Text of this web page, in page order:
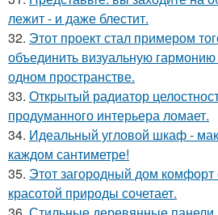
лежит - и даже блестит.
32. Этот проект стал примером
объединить визуальную
одном пространстве.
33. Открытый радиатор
продуманного интерьера ломает.
34. Идеальный угловой шкаф -
каждом сантиметре!
35. Этот загородный дом
красотой природы сочетает.